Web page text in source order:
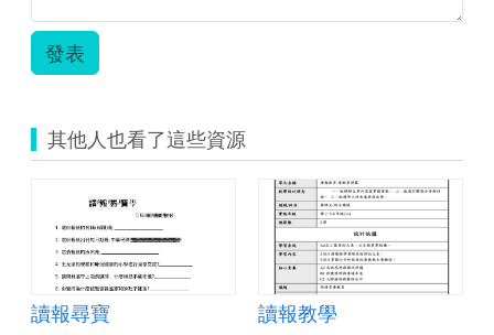
發表
其他人也看了這些資源
讀報尋寶
讀報教學